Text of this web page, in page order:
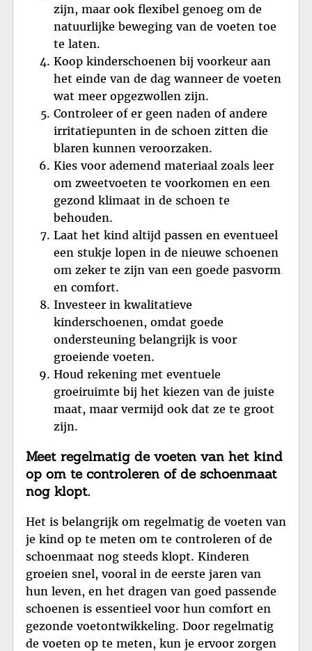
zijn, maar ook flexibel genoeg om de
natuurlijke beweging van de voeten toe
te laten.
Koop kinderschoenen bij voorkeur aan
het einde van de dag wanneer de voeten
wat meer opgezwollen zijn.
Controleer of er geen naden of andere
irritatiepunten in de schoen zitten die
blaren kunnen veroorzaken.
Kies voor ademend materiaal zoals leer
om zweetvoeten te voorkomen en een
gezond klimaat in de schoen te
behouden.
Laat het kind altijd passen en eventueel
een stukje lopen in de nieuwe schoenen
om zeker te zijn van een goede pasvorm
en comfort.
Investeer in kwalitatieve
kinderschoenen, omdat goede
ondersteuning belangrijk is voor
groeiende voeten.
Houd rekening met eventuele
groeiruimte bij het kiezen van de juiste
maat, maar vermijd ook dat ze te groot
zijn.
Meet regelmatig de voeten van het kind
op om te controleren of de schoenmaat
nog klopt.
Het is belangrijk om regelmatig de voeten van
je kind op te meten om te controleren of de
schoenmaat nog steeds klopt. Kinderen
groeien snel, vooral in de eerste jaren van
hun leven, en het dragen van goed passende
schoenen is essentieel voor hun comfort en
gezonde voetontwikkeling. Door regelmatig
de voeten op te meten, kun je ervoor zorgen